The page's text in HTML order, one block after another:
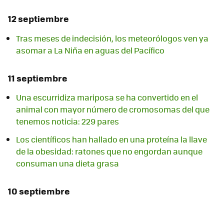
12 septiembre
Tras meses de indecisión, los meteorólogos ven ya
asomar a La Niña en aguas del Pacífico
11 septiembre
Una escurridiza mariposa se ha convertido en el
animal con mayor número de cromosomas del que
tenemos noticia: 229 pares
Los científicos han hallado en una proteína la llave
de la obesidad: ratones que no engordan aunque
consuman una dieta grasa
10 septiembre